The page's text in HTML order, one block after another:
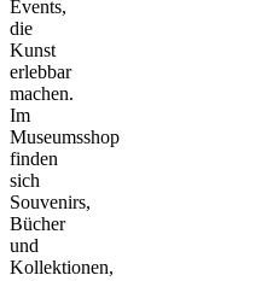
Events,
die
Kunst
erlebbar
machen.
Im
Museumsshop
finden
sich
Souvenirs,
Bücher
und
Kollektionen,